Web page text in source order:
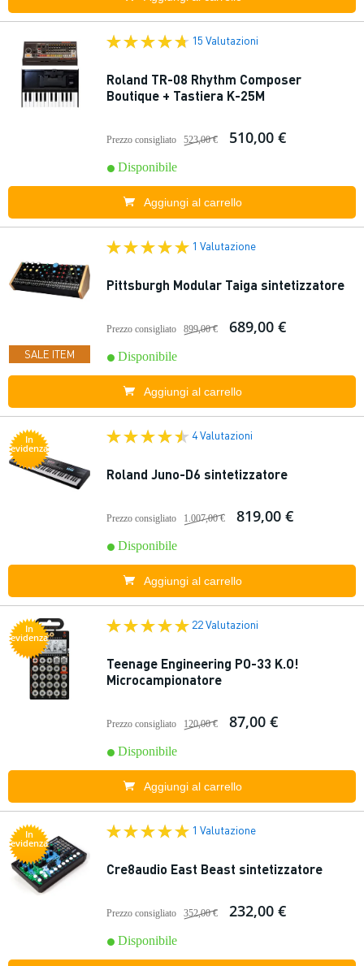
15 Valutazioni
Roland TR-08 Rhythm Composer
Boutique + Tastiera K-25M
Prezzo consigliato 523,00 € 510,00 €
Disponibile
Aggiungi al carrello
SALE ITEM
1 Valutazione
Pittsburgh Modular Taiga sintetizzatore
Prezzo consigliato 899,00 € 689,00 €
Disponibile
Aggiungi al carrello
In
evidenza
4 Valutazioni
Roland Juno-D6 sintetizzatore
Prezzo consigliato 1.007,00 € 819,00 €
Disponibile
Aggiungi al carrello
In
evidenza
22 Valutazioni
Teenage Engineering PO-33 K.O!
Microcampionatore
Prezzo consigliato 120,00 € 87,00 €
Disponibile
Aggiungi al carrello
In
evidenza
1 Valutazione
Cre8audio East Beast sintetizzatore
Prezzo consigliato 352,00 € 232,00 €
Disponibile